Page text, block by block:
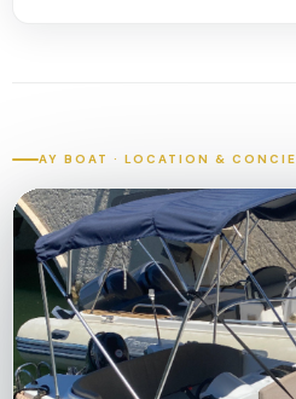
AY BOAT · LOCATION &